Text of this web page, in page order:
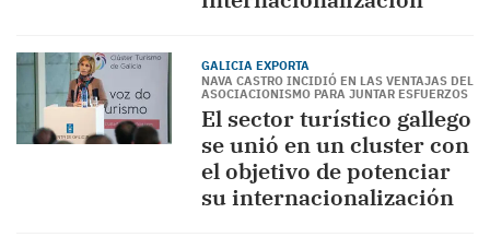
GALICIA EXPORTA
NAVA CASTRO INCIDIÓ EN LAS VENTAJAS DEL
ASOCIACIONISMO PARA JUNTAR ESFUERZOS
El sector turístico gallego
se unió en un cluster con
el objetivo de potenciar
su internacionalización